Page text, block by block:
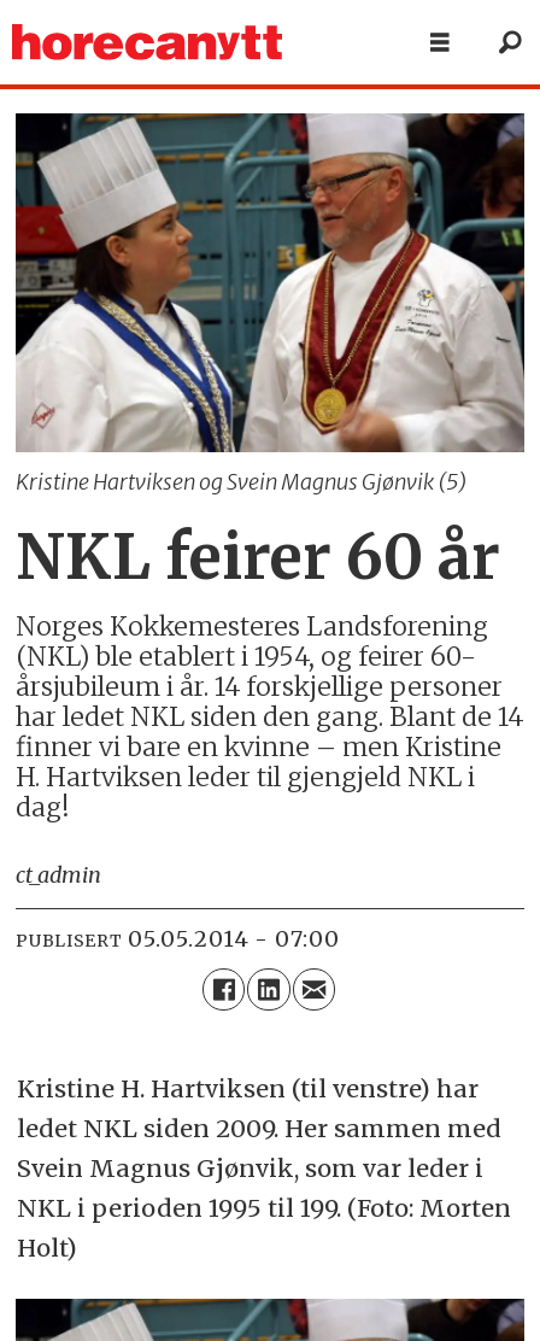
Kristine Hartviksen og Svein Magnus Gjønvik (5)
NKL feirer 60 år
Norges Kokkemesteres Landsforening
(NKL) ble etablert i 1954, og feirer 60-
årsjubileum i år. 14 forskjellige personer
har ledet NKL siden den gang. Blant de 14
finner vi bare en kvinne – men Kristine
H. Hartviksen leder til gjengjeld NKL i
dag!
ct_admin
PUBLISERT 05.05.2014 - 07:00
Kristine H. Hartviksen (til venstre) har
ledet NKL siden 2009. Her sammen med
Svein Magnus Gjønvik, som var leder i
NKL i perioden 1995 til 199. (Foto: Morten
Holt)